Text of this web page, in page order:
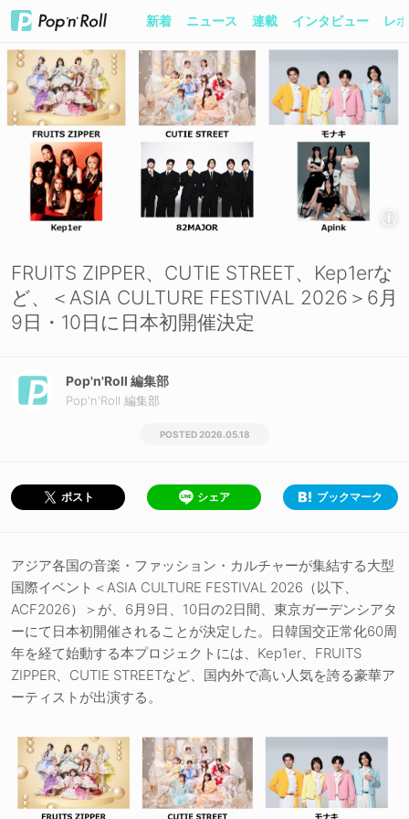
新着 ニュース 連載 インタビュー レ
FRUITS ZIPPER、CUTIE STREET、Kep1erな
ど、＜ASIA CULTURE FESTIVAL 2026＞6月
9日・10日に日本初開催決定
Pop'n'Roll 編集部
Pop'n'Roll 編集部
2026.05.18
ポスト シェア ブックマーク
アジア各国の音楽・ファッション・カルチャーが集結する大型
国際イベント＜ASIA CULTURE FESTIVAL 2026（以下、
ACF2026）＞が、6月9日、10日の2日間、東京ガーデンシアタ
ーにて日本初開催されることが決定した。日韓国交正常化60周
年を経て始動する本プロジェクトには、Kep1er、FRUITS
ZIPPER、CUTIE STREETなど、国内外で高い人気を誇る豪華ア
ーティストが出演する。